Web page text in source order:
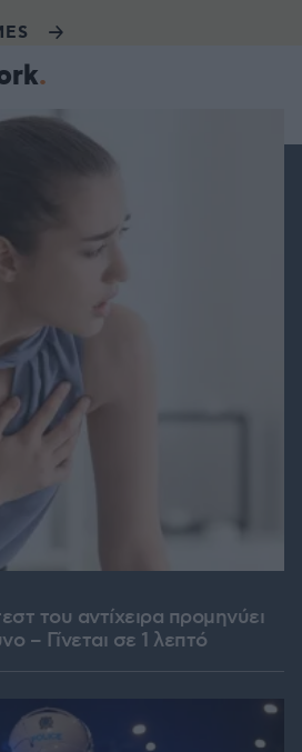
του αντίχειρα προμηνύει
– Γίνεται σε 1 λεπτό